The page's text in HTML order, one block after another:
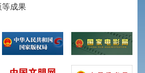
等成果